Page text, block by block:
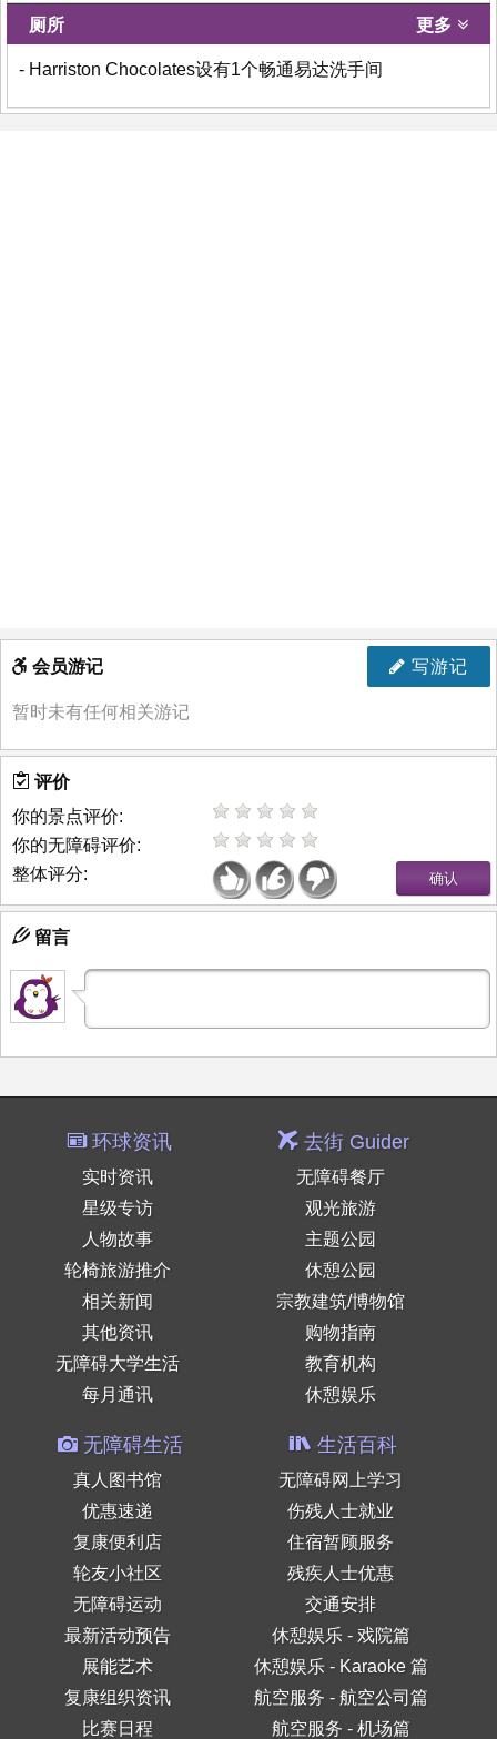
厕所 更多
- Harriston Chocolates设有1个畅通易达洗手间
写游记
会员游记
暂时未有任何相关游记
评价
你的景点评价:
你的无障碍评价:
整体评分:
留言
环球资讯
实时资讯
星级专访
人物故事
轮椅旅游推介
相关新闻
其他资讯
无障碍大学生活
每月通讯
去街 Guider
无障碍餐厅
观光旅游
主题公园
休憩公园
宗教建筑/博物馆
购物指南
教育机构
休憩娱乐
无障碍生活
真人图书馆
优惠速递
复康便利店
轮友小社区
无障碍运动
最新活动预告
展能艺术
复康组织资讯
比赛日程
生活百科
无障碍网上学习
伤残人士就业
住宿暂顾服务
残疾人士优惠
交通安排
休憩娱乐 - 戏院篇
休憩娱乐 - Karaoke 篇
航空服务 - 航空公司篇
航空服务 - 机场篇